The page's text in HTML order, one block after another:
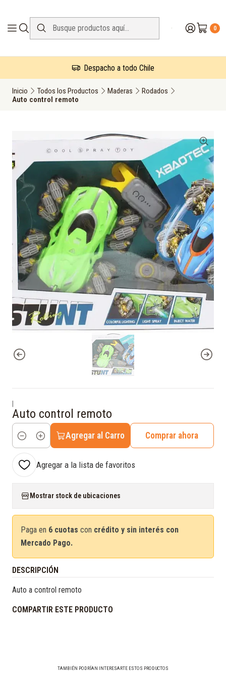
0
Despacho a todo Chile
Inicio Todos los Productos Maderas
Rodados
Auto control remoto
Auto control remoto
Cantidad
Agregar al Carro Comprar ahora
Agregar a la lista de favoritos
Mostrar stock de ubicaciones
Paga en 6 cuotas con crédito y sin interés con
Mercado Pago.
DESCRIPCIÓN
Auto a control remoto
COMPARTIR ESTE PRODUCTO
TAMBIÉN PODRÍAN INTERESARTE ESTOS PRODUCTOS